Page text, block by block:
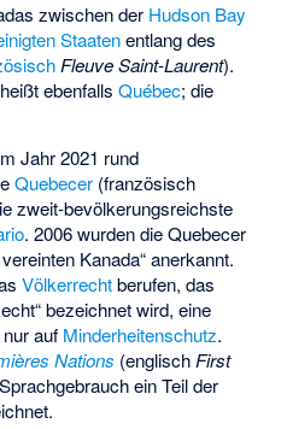
zwischen der Hudson Bay
Staatenentlang des
Fleuve Saint-Laurent).
ebenfallsQuébec; die
Jahr 2021 rund
Quebecer (französisch
zweit-bevölkerungsreichste
. 2006 wurden die Quebecer
Kanada“ anerkannt.
Völkerrechtberufen, das
bezeichnet wird, eine
auf Minderheitenschutz.
Nations (englisch First
ein Teil der